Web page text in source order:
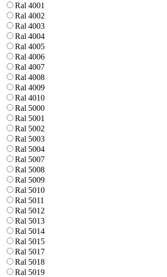
Ral 4001
Ral 4002
Ral 4003
Ral 4004
Ral 4005
Ral 4006
Ral 4007
Ral 4008
Ral 4009
Ral 4010
Ral 5000
Ral 5001
Ral 5002
Ral 5003
Ral 5004
Ral 5007
Ral 5008
Ral 5009
Ral 5010
Ral 5011
Ral 5012
Ral 5013
Ral 5014
Ral 5015
Ral 5017
Ral 5018
Ral 5019